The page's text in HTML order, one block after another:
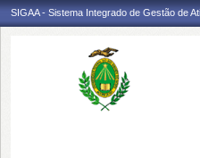
SIGAA - Sistema Integrado de Gestão de